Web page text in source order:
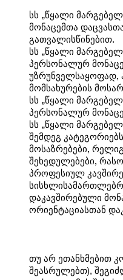
სს „წყალი
მონაცემთა
გათვალისწინებით.
სს „წყალი
პერსონალურ
უზრუნველსაყოფად,
მომსახურების
სს „წყალი
პერსონალურ
სს „წყალი
შემდეგ
მოსაზრებები,
შეხედულებები,
პროფესიულ
დაკავშირებული
ორიენტაციასთან
თუ არ ეთანხმებით
შეასრულებთ),